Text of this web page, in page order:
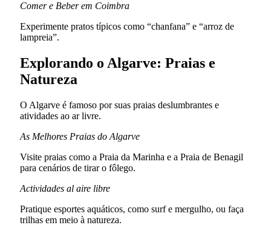
Comer e Beber em Coimbra
Experimente pratos típicos como “chanfana” e “arroz de
lampreia”.
Explorando o Algarve: Praias e
Natureza
O Algarve é famoso por suas praias deslumbrantes e
atividades ao ar livre.
As Melhores Praias do Algarve
Visite praias como a Praia da Marinha e a Praia de Benagil
para cenários de tirar o fôlego.
Actividades al aire libre
Pratique esportes aquáticos, como surf e mergulho, ou faça
trilhas em meio à natureza.